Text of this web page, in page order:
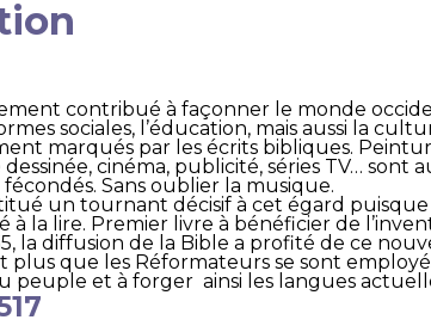
contribué à façonner le monde
sociales, l’éducation, mais aussi la
marqués par les écrits bibliques.
cinéma, publicité, séries TV… sont
Sans oublier la musique.
un tournant décisif à cet égard
à la lire. Premier livre à bénéficier de
la diffusion de la Bible a profité de ce
plus que les Réformateurs se sont
peuple et à forger ainsi les langues